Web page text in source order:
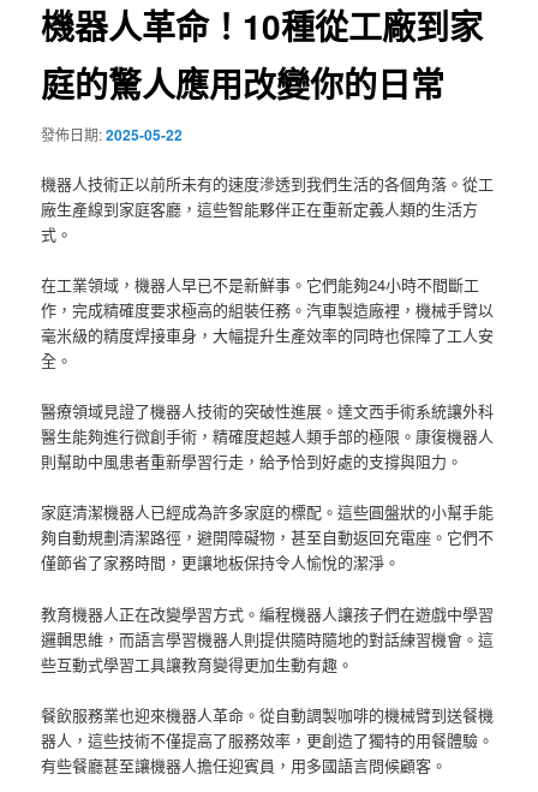
機器人革命！10種從工廠到家
庭的驚人應用改變你的日常
發佈日期:2025-05-22
機器人技術正以前所未有的速度滲透到我們生活的各個角落。從工
廠生產線到家庭客廳，這些智能夥伴正在重新定義人類的生活方
式。
在工業領域，機器人早已不是新鮮事。它們能夠24小時不間斷工
作，完成精確度要求極高的組裝任務。汽車製造廠裡，機械手臂以
毫米級的精度焊接車身，大幅提升生產效率的同時也保障了工人安
全。
醫療領域見證了機器人技術的突破性進展。達文西手術系統讓外科
醫生能夠進行微創手術，精確度超越人類手部的極限。康復機器人
則幫助中風患者重新學習行走，給予恰到好處的支撐與阻力。
家庭清潔機器人已經成為許多家庭的標配。這些圓盤狀的小幫手能
夠自動規劃清潔路徑，避開障礙物，甚至自動返回充電座。它們不
僅節省了家務時間，更讓地板保持令人愉悅的潔淨。
教育機器人正在改變學習方式。編程機器人讓孩子們在遊戲中學習
邏輯思維，而語言學習機器人則提供隨時隨地的對話練習機會。這
些互動式學習工具讓教育變得更加生動有趣。
餐飲服務業也迎來機器人革命。從自動調製咖啡的機械臂到送餐機
器人，這些技術不僅提高了服務效率，更創造了獨特的用餐體驗。
有些餐廳甚至讓機器人擔任迎賓員，用多國語言問候顧客。